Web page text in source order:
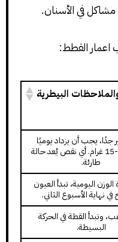
في الأسنان.
القطط:
البيطرية
يجب أن يزداد يوميًا
بمعدل 10-15 غرام. أي نقص يُعد حالة
طارئة.
الوزن اليومية، تبدأ العيون
في نهاية الأسبوع الثاني.
وتبدأ القطة في الحركة
البسيطة.